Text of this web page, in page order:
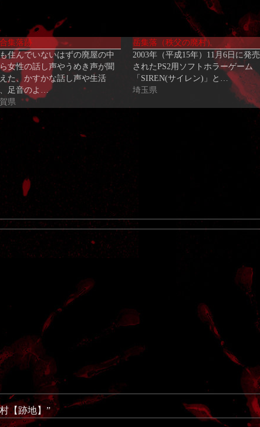
集落跡
住んでいないはずの廃屋の中
女性の話し声やうめき声が聞
た、かすかな話し声や生活
足音のよ…
県
岳集落（秩父の廃村）
2003年（平成15年）11月6日に発売
されたPS2用ソフトホラーゲーム
「SIREN(サイレン)」と…
埼玉県
【跡地】 ”